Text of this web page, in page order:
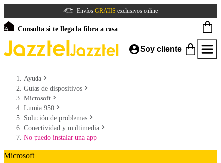
Envíos GRATIS exclusivos online
Consulta si te llega la fibra a casa
Soy cliente
Ayuda
Guías de dispositivos
Microsoft
Lumia 950
Solución de problemas
Conectividad y multimedia
No puedo instalar una app
Microsoft